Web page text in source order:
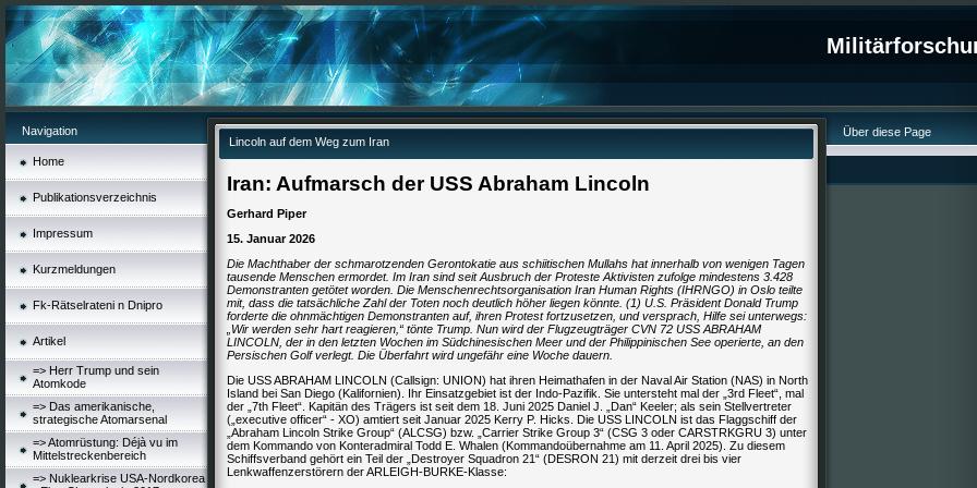
Navigation
Home
Publikationsverzeichnis
Impressum
Kurzmeldungen
Fk-Rätselrateni n Dnipro
Artikel
=> Herr Trump und sein
Atomkode
=> Das amerikanische,
strategische Atomarsenal
=> Atomrüstung: Déjà vu im
Mittelstreckenbereich
=> Nuklearkrise USA-Nordkorea
Lincoln auf dem Weg zum Iran
Iran: Aufmarsch der USS Abraham Lincoln
Gerhard Piper
15. Januar 2026
Die Machthaber der schmarotzenden Gerontokatie aus schiitischen Mullahs hat innerhalb von wenigen Tagen
tausende Menschen ermordet. Im Iran sind seit Ausbruch der Proteste Aktivisten zufolge mindestens 3.428
Demonstranten getötet worden. Die Menschenrechtsorganisation Iran Human Rights (IHRNGO) in Oslo teilte
mit, dass die tatsächliche Zahl der Toten noch deutlich höher liegen könnte. (1) U.S. Präsident Donald Trump
forderte die ohnmächtigen Demonstranten auf, ihren Protest fortzusetzen, und versprach, Hilfe sei unterwegs:
„Wir werden sehr hart reagieren,“ tönte Trump. Nun wird der Flugzeugträger CVN 72 USS ABRAHAM
LINCOLN, der in den letzten Wochen im Südchinesischen Meer und der Philippinischen See operierte, an den
Persischen Golf verlegt. Die Überfahrt wird ungefähr eine Woche dauern.
Die USS ABRAHAM LINCOLN (Callsign: UNION) hat ihren Heimathafen in der Naval Air Station (NAS) in North
Island bei San Diego (Kalifornien). Ihr Einsatzgebiet ist der Indo-Pazifik. Sie untersteht mal der „3rd Fleet“, mal
der „7th Fleet“. Kapitän des Trägers ist seit dem 18. Juni 2025 Daniel J. „Dan“ Keeler; als sein Stellvertreter
(„executive officer“ - XO) amtiert seit Januar 2025 Kerry P. Hicks. Die USS LINCOLN ist das Flaggschiff der
„Abraham Lincoln Strike Group“ (ALCSG) bzw. „Carrier Strike Group 3“ (CSG 3 oder CARSTRKGRU 3) unter
dem Kommando von Konteradmiral Todd E. Whalen (Kommandoübernahme am 11. April 2025). Zu diesem
Schiffsverband gehört ein Teil der „Destroyer Squadron 21“ (DESRON 21) mit derzeit drei bis vier
Lenkwaffenzerstörern der ARLEIGH-BURKE-Klasse:
Über diese Page